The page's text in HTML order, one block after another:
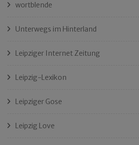
wortblende
Unterwegs im Hinterland
Leipziger Internet Zeitung
Leipzig-Lexikon
Leipziger Gose
Leipzig Love